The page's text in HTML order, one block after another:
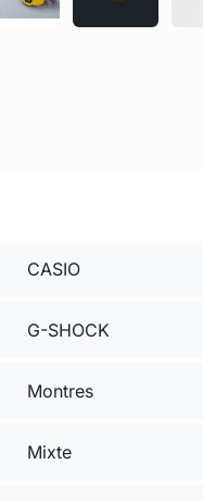
CASIO
G-SHOCK
Montres
Mixte